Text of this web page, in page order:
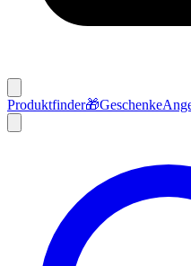
Produktfinder🎁Geschenke